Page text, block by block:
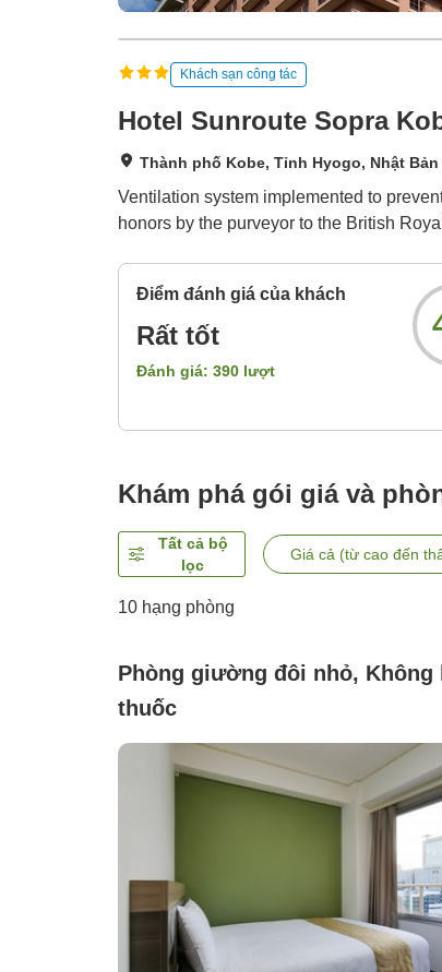
Khách sạn công tác
Hotel Sunroute Sopra
Thành phố Kobe, Tỉnh Hyogo, Nhật Bản
Ventilation system implemented to
honors by the purveyor to the British
Điểm đánh giá của khách
Rất tốt
Đánh giá: 390 lượt
Khám phá gói giá và
Tất cả bộ
lọc
Giá cả (từ cao đến
10 hạng phòng
Phòng giường đôi nhỏ, Không
thuốc